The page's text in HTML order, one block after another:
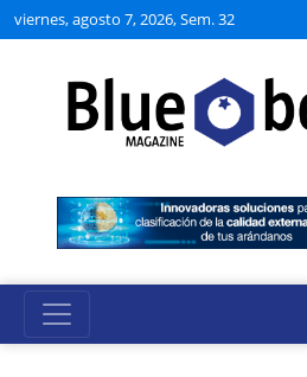
viernes, agosto 7, 2026, Sem. 32